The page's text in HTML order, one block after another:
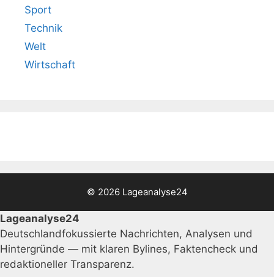
Sport
Technik
Welt
Wirtschaft
© 2026 Lageanalyse24
Lageanalyse24
Deutschlandfokussierte Nachrichten, Analysen und
Hintergründe — mit klaren Bylines, Faktencheck und
redaktioneller Transparenz.